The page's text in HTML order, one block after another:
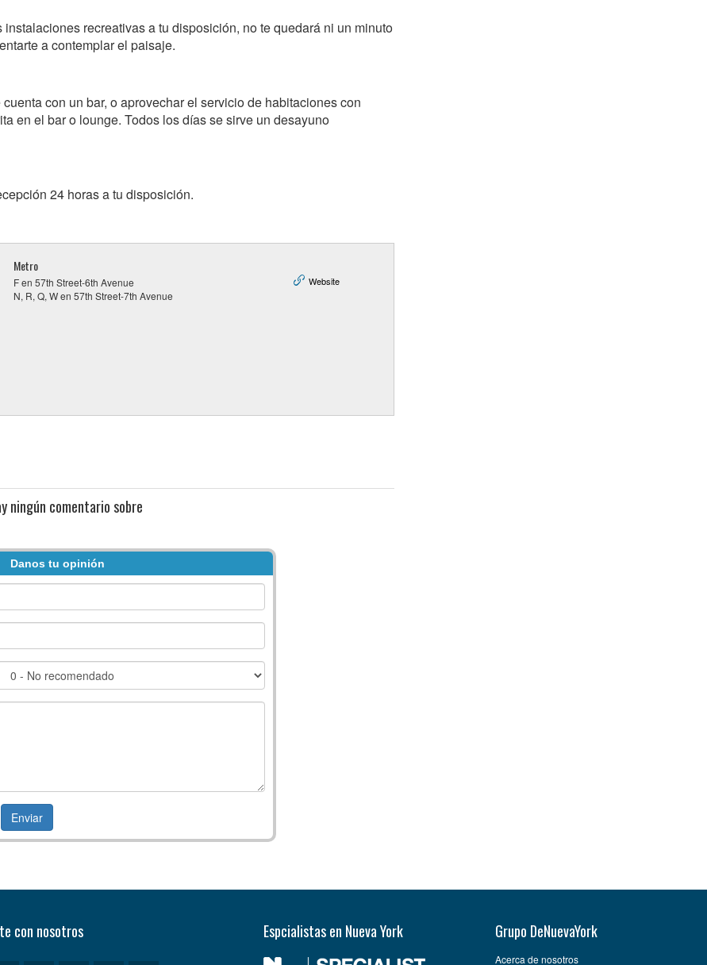
recreativas a tu disposición, no te quedará ni un minuto
a contemplar el paisaje.
con un bar, o aprovechar el servicio de habitaciones con
en el bar o lounge. Todos los días se sirve un desayuno
24 horas a tu disposición.
Metro
F en 57th Street-6th Avenue
N, R, Q, W en 57th Street-7th Avenue
Website
ningún comentario sobre
Danos tu opinión
con nosotros Espcialistas en Nueva York Grupo DeNuevaYork
Acerca de nosotros